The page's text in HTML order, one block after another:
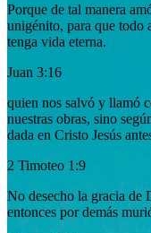
Porque de tal manera
unigénito, para que todo
tenga vida eterna.
Juan 3:16
quien nos salvó y llamó
nuestras obras, sino
dada en Cristo Jesús
2 Timoteo 1:9
No desecho la gracia de
entonces por demás